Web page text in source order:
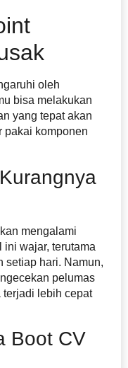
oleh
bisa melakukan
yang tepat akan
pakai komponen
mengalami
ini wajar, terutama
setiap hari. Namun,
pelumas
terjadi lebih cepat
Boot CV